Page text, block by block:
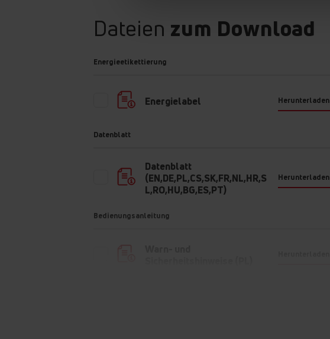
Dateien zum Download
Energieetikettierung
Energielabel Herunterladen
Datenblatt
Datenblatt
(EN,DE,PL,CS,SK,FR,NL,HR,S
L,RO,HU,BG,ES,PT)
Herunterladen
Bedienungsanleitung